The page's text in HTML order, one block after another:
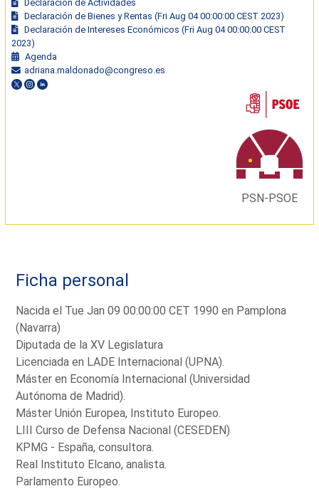
Declaración de Actividades
Declaración de Bienes y Rentas (Fri Aug 04 00:00:00 CEST 2023)
Declaración de Intereses Económicos (Fri Aug 04 00:00:00 CEST
2023)
Agenda
adriana.maldonado@congreso.es
PSN-PSOE
Ficha personal
Nacida el Tue Jan 09 00:00:00 CET 1990 en Pamplona
(Navarra)
Diputada de la XV Legislatura
Licenciada en LADE Internacional (UPNA).
Máster en Economía Internacional (Universidad
Autónoma de Madrid).
Máster Unión Europea, Instituto Europeo.
LIII Curso de Defensa Nacional (CESEDEN)
KPMG - España, consultora.
Real Instituto Elcano, analista.
Parlamento Europeo.